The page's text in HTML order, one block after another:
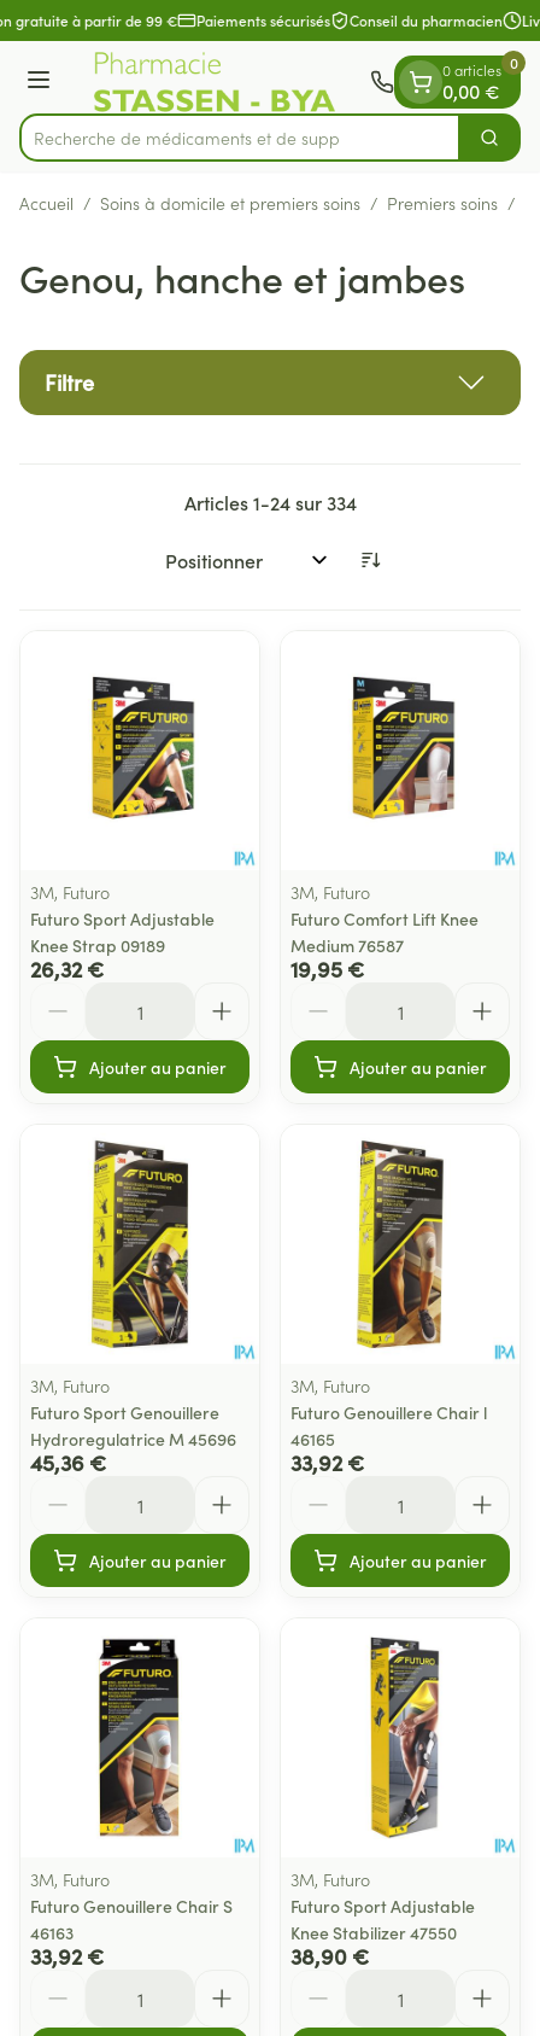
Aller au contenu
1 de 1
gratuite à partir de 99 € Paiements sécurisés Conseil du pharmacien
Menu
Rechercher
Recherche de médi
0 articles
0,00 €
0
Accueil / Soins à domicile et premiers soins / Premiers soins /
Genou, hanche et jambes
Filtre
Articles1-24sur334
Trier par:
3M, Futuro
Futuro Sport Adjustable
Knee Strap 09189
26,32 €
Ajouter au panier
3M, Futuro
Futuro Comfort Lift Knee
Medium 76587
19,95 €
Ajouter au panier
3M, Futuro
Futuro Sport Genouillere
Hydroregulatrice M 45696
45,36 €
Ajouter au panier
3M, Futuro
Futuro Genouillere Chair l
46165
33,92 €
Ajouter au panier
3M, Futuro
Futuro Genouillere Chair S
46163
33,92 €
3M, Futuro
Futuro Sport Adjustable
Knee Stabilizer 47550
38,90 €